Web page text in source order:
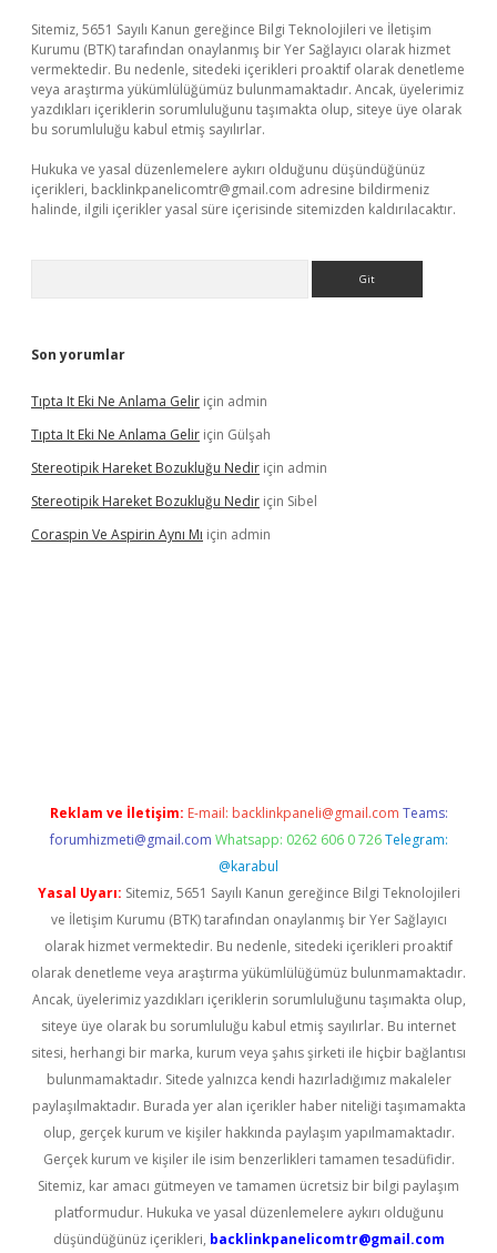
Sitemiz, 5651 Sayılı Kanun gereğince Bilgi Teknolojileri ve İletişim
Kurumu (BTK) tarafından onaylanmış bir Yer Sağlayıcı olarak hizmet
vermektedir. Bu nedenle, sitedeki içerikleri proaktif olarak denetleme
veya araştırma yükümlülüğümüz bulunmamaktadır. Ancak, üyelerimiz
yazdıkları içeriklerin sorumluluğunu taşımakta olup, siteye üye olarak
bu sorumluluğu kabul etmiş sayılırlar.
Hukuka ve yasal düzenlemelere aykırı olduğunu düşündüğünüz
içerikleri, backlinkpanelicomtr@gmail.com adresine bildirmeniz
halinde, ilgili içerikler yasal süre içerisinde sitemizden kaldırılacaktır.
Son yorumlar
Tıpta It Eki Ne Anlama Gelir için admin
Tıpta It Eki Ne Anlama Gelir için Gülşah
Stereotipik Hareket Bozukluğu Nedir için admin
Stereotipik Hareket Bozukluğu Nedir için Sibel
Coraspin Ve Aspirin Aynı Mı için admin
Reklam ve İletişim: E-mail: backlinkpaneli@gmail.com Teams:
forumhizmeti@gmail.com Whatsapp: 0262 606 0 726 Telegram:
@karabul
Yasal Uyarı: Sitemiz, 5651 Sayılı Kanun gereğince Bilgi Teknolojileri
ve İletişim Kurumu (BTK) tarafından onaylanmış bir Yer Sağlayıcı
olarak hizmet vermektedir. Bu nedenle, sitedeki içerikleri proaktif
olarak denetleme veya araştırma yükümlülüğümüz bulunmamaktadır.
Ancak, üyelerimiz yazdıkları içeriklerin sorumluluğunu taşımakta olup,
siteye üye olarak bu sorumluluğu kabul etmiş sayılırlar. Bu internet
sitesi, herhangi bir marka, kurum veya şahıs şirketi ile hiçbir bağlantısı
bulunmamaktadır. Sitede yalnızca kendi hazırladığımız makaleler
paylaşılmaktadır. Burada yer alan içerikler haber niteliği taşımamakta
olup, gerçek kurum ve kişiler hakkında paylaşım yapılmamaktadır.
Gerçek kurum ve kişiler ile isim benzerlikleri tamamen tesadüfidir.
Sitemiz, kar amacı gütmeyen ve tamamen ücretsiz bir bilgi paylaşım
platformudur. Hukuka ve yasal düzenlemelere aykırı olduğunu
düşündüğünüz içerikleri, backlinkpanelicomtr@gmail.com